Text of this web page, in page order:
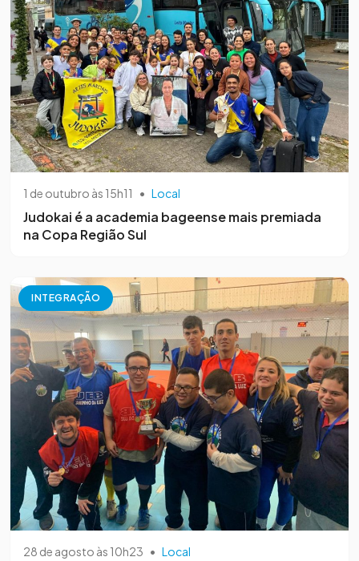
1 de outubro às 15h11 • Local
Judokai é a academia bageense mais premiada
na Copa Região Sul
INTEGRAÇÃO
28 de agosto às 10h23 • Local